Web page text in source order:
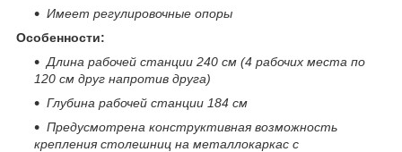
Имеет регулировочные опоры
Особенности:
Длина рабочей станции 240 см (4 рабочих места по
120 см друг напротив друга)
Глубина рабочей станции 184 см
Предусмотрена конструктивная возможность
крепления столешниц на металлокаркас с